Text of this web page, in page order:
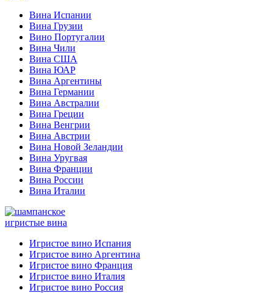
Вина Испании
Вина Грузии
Вино Португалии
Вина Чили
Вина США
Вина ЮАР
Вина Аргентины
Вина Германии
Вина Австралии
Вина Греции
Вина Венгрии
Вина Австрии
Вина Новой Зеландии
Вина Уругвая
Вина Франции
Вина России
Вина Италии
игристые вина
Игристое вино Испания
Игристое вино Аргентина
Игристое вино Франция
Игристое вино Италия
Игристое вино Россия